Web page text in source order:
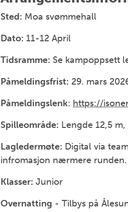
Sted: Moa svømmehall
Dato: 11-12 April
Tidsramme: Se kampoppsett
Påmeldingsfrist: 29. mars
Påmeldingslenk: https://
Spilleområde: Lengde 12,5
Lagledermøte: Digital via
infromasjon nærmere runden.
Klasser: Junior
Overnatting - Tilbys på